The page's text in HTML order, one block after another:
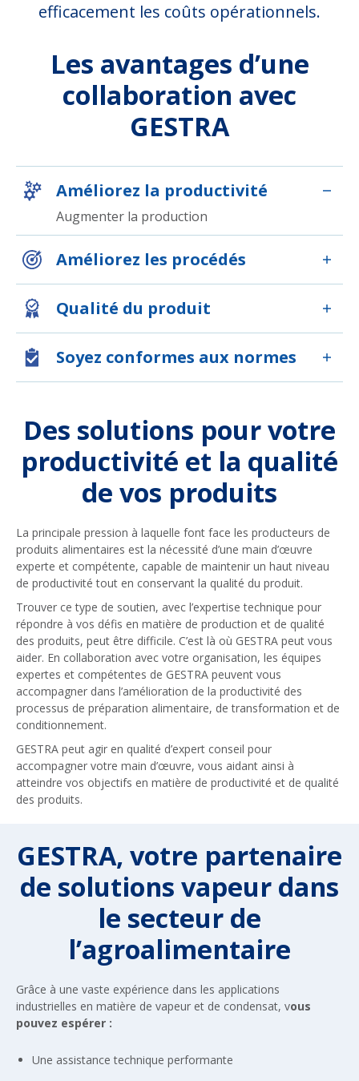
efficacement les coûts opérationnels.
Les avantages d’une
collaboration avec
GESTRA
Améliorez la productivité
Augmenter la production
Améliorez les procédés
Qualité du produit
Soyez conformes aux normes
Des solutions pour votre
productivité et la qualité
de vos produits
La principale pression à laquelle font face les producteurs de
produits alimentaires est la nécessité d’une main d’œuvre
experte et compétente, capable de maintenir un haut niveau
de productivité tout en conservant la qualité du produit.
Trouver ce type de soutien, avec l’expertise technique pour
répondre à vos défis en matière de production et de qualité
des produits, peut être difficile. C’est là où GESTRA peut vous
aider. En collaboration avec votre organisation, les équipes
expertes et compétentes de GESTRA peuvent vous
accompagner dans l’amélioration de la productivité des
processus de préparation alimentaire, de transformation et de
conditionnement.
GESTRA peut agir en qualité d’expert conseil pour
accompagner votre main d’œuvre, vous aidant ainsi à
atteindre vos objectifs en matière de productivité et de qualité
des produits.
GESTRA, votre partenaire
de solutions vapeur dans
le secteur de
l’agroalimentaire
Grâce à une vaste expérience dans les applications
industrielles en matière de vapeur et de condensat, vous
pouvez espérer :
Une assistance technique performante